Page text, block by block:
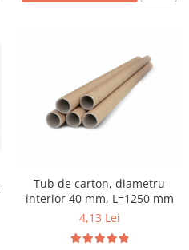
Tub de carton, diametru
interior 40 mm, L=1250 mm
4,13 Lei